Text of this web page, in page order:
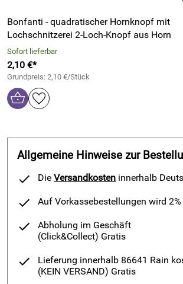
Bonfanti - quadratischer Hornknopf mit
Lochschnitzerei 2-Loch-Knopf aus Horn
Sofort lieferbar
2,10 €*
Grundpreis: 2,10 €/Stück
Allgemeine Hinweise zur
Die Versandkosten innerhalb
Auf Vorkassebestellungen wird
Abholung im Geschäft
(Click&Collect) Gratis
Lieferung innerhalb 86641 Rain
(KEIN VERSAND) Gratis